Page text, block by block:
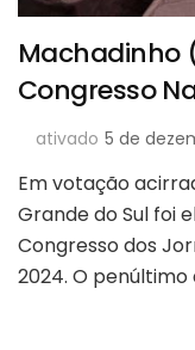
Machadinho
Congresso
ativado 5 de
Em votação
Grande do Sul foi
Congresso dos
2024. O penúltimo